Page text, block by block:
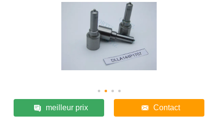
meilleur prix Contact